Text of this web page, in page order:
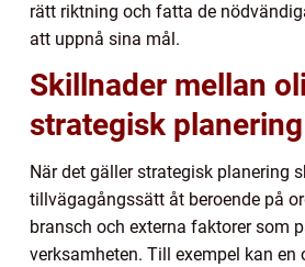
rätt riktning och fatta de
att uppnå sina mål.
Skillnader mellan
strategisk planering
När det gäller strategisk planering
tillvägagångssätt åt beroende på
bransch och externa faktorer som
verksamheten. Till exempel kan en